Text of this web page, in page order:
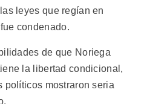
leyes que regían en
condenado.
de que Noriega
la libertad condicional,
políticos mostraron seria